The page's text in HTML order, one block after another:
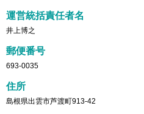
運営統括責任者名
井上博之
郵便番号
693-0035
住所
島根県出雲市芦渡町913-42